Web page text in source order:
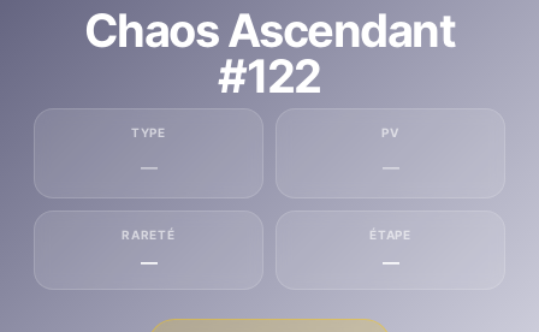
Chaos Ascendant
#122
TYPE
—
PV
—
RARETÉ
—
ÉTAPE
—